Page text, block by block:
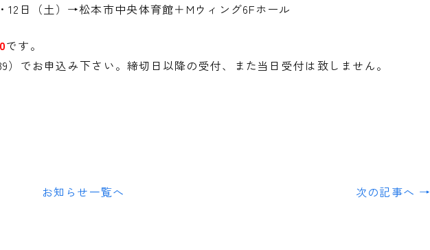
日（土）→松本市中央体育館＋Mウィング6Fホール
です。
でお申込み下さい。締切日以降の受付、また当日受付は致しません。
お知らせ一覧へ 次の記事へ →